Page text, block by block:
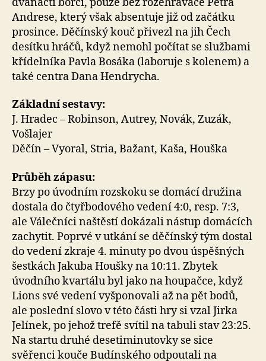
Andrese, který však absentuje již od začátku
prosince. Děčínský kouč přivezl na jih Čech
desítku hráčů, když nemohl počítat se službami
křídelníka Pavla Bosáka (laboruje s kolenem) a
také centra Dana Hendrycha.
Základní sestavy:
J. Hradec – Robinson, Autrey, Novák, Zuzák,
Vošlajer
Děčín – Vyoral, Stria, Bažant, Kaša, Houška
Průběh zápasu:
Brzy po úvodním rozskoku se domácí družina
dostala do čtyřbodového vedení 4:0, resp. 7:3,
ale Válečníci naštěstí dokázali nástup domácích
zachytit. Poprvé v utkání se děčínský tým dostal
do vedení zkraje 4. minuty po dvou úspěšných
šestkách Jakuba Houšky na 10:11. Zbytek
úvodního kvartálu byl jako na houpačce, když
Lions své vedení vyšponovali až na pět bodů,
ale poslední slovo v této části hry si vzal Jirka
Jelínek, po jehož trefě svítil na tabuli stav 23:25.
Na startu druhé desetiminutovky se sice
svěřenci kouče Budínského odpoutali na